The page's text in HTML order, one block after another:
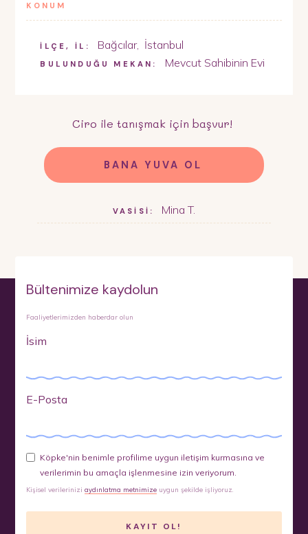
KONUM
İLÇE, İL: Bağcılar, İstanbul
BULUNDUĞU MEKAN: Mevcut Sahibinin Evi
Ciro ile tanışmak için başvur!
BANA YUVA OL
VASİSİ: Mina T.
Bültenimize kaydolun
Faaliyetlerimizden haberdar olun
İsim
E-Posta
Köpke'nin benimle profilime uygun iletişim kurmasına ve
verilerimin bu amaçla işlenmesine izin veriyorum.
Kişisel verileriniziaydınlatma metnimize uygun şekilde işliyoruz.